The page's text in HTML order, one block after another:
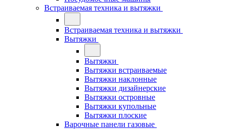
Встраиваемая техника и вытяжки
Встраиваемая техника и вытяжки
Вытяжки
Вытяжки
Вытяжки встраиваемые
Вытяжки наклонные
Вытяжки дизайнерские
Вытяжки островные
Вытяжки купольные
Вытяжки плоские
Варочные панели газовые